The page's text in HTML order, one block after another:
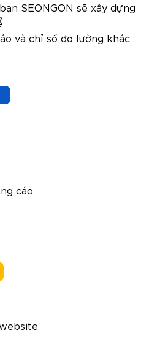
SEONGON sẽ xây dựng
và chỉ số đo lường khác
cáo